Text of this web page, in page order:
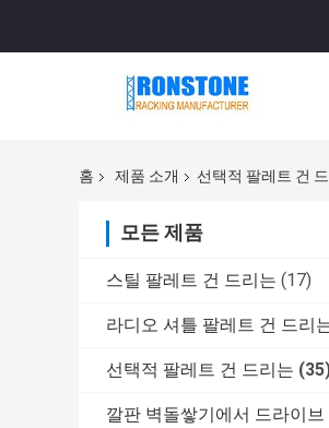
홈 제품 소개 선택적 팔레트 건
모든 제품
스틸 팔레트 건 드리는 (17)
라디오 셔틀 팔레트 건 드리
선택적 팔레트 건 드리는
깔판 벽돌쌓기에서 드라이브